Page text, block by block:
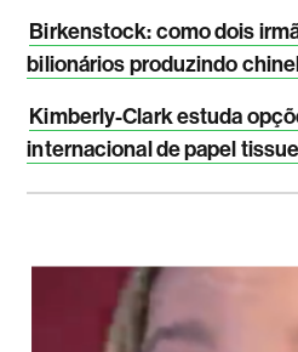
Birkenstock: como dois
bilionários produzindo
Kimberly-Clark estuda
internacional de papel